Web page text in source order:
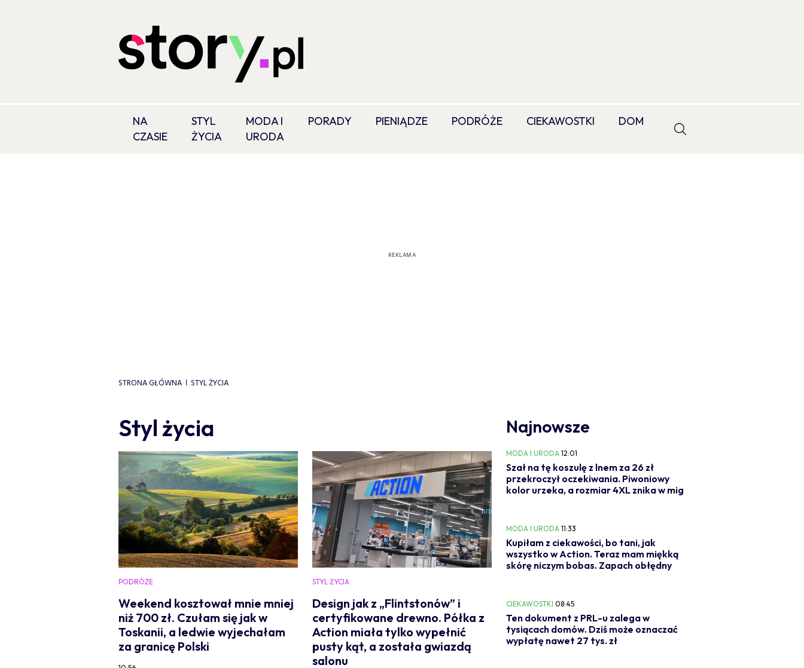
NA
CZASIE
STYL
ŻYCIA
MODA I
URODA
PORADY PIENIĄDZE PODRÓŻE CIEKAWOSTKI DOM
STRONA GŁÓWNA STYL ŻYCIA
Styl życia
PODRÓŻE
Weekend kosztował mnie mniej
niż 700 zł. Czułam się jak w
Toskanii, a ledwie wyjechałam
za granicę Polski
STYL ŻYCIA
Design jak z „Flintstonów” i
certyfikowane drewno. Półka z
Action miała tylko wypełnić
pusty kąt, a została gwiazdą
salonu
Najnowsze
MODA I URODA 12:01
Szał na tę koszulę z lnem za 26 zł
przekroczył oczekiwania. Piwoniowy
kolor urzeka, a rozmiar 4XL znika w mig
MODA I URODA 11:33
Kupiłam z ciekawości, bo tani, jak
wszystko w Action. Teraz mam miękką
skórę niczym bobas. Zapach obłędny
CIEKAWOSTKI 08:45
Ten dokument z PRL-u zalega w
tysiącach domów. Dziś może oznaczać
wypłatę nawet 27 tys. zł